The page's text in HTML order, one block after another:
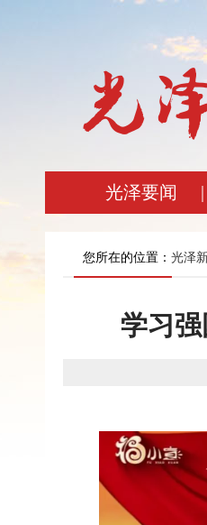
光泽要闻 |
您所在的位置： 光泽
学习